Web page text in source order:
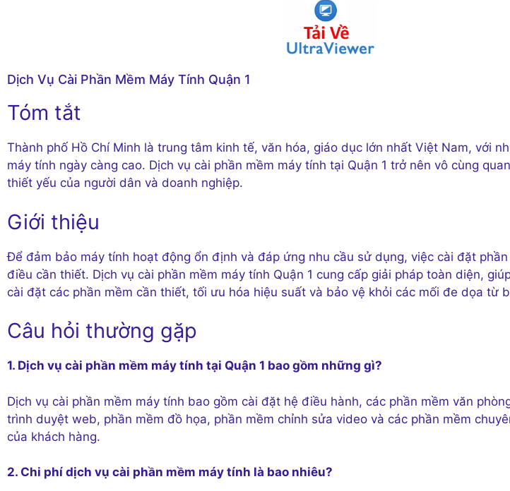
Dịch Vụ Cài Phần Mềm Máy Tính Quận 1
Tóm tắt
Thành phố Hồ Chí Minh là trung tâm kinh tế, văn hóa, giáo dục lớn nhất Việt Nam, với
máy tính ngày càng cao. Dịch vụ cài phần mềm máy tính tại Quận 1 trở nên vô cùng
thiết yếu của người dân và doanh nghiệp.
Giới thiệu
Để đảm bảo máy tính hoạt động ổn định và đáp ứng nhu cầu sử dụng, việc cài đặt
điều cần thiết. Dịch vụ cài phần mềm máy tính Quận 1 cung cấp giải pháp toàn diện,
cài đặt các phần mềm cần thiết, tối ưu hóa hiệu suất và bảo vệ khỏi các mối đe dọa từ
Câu hỏi thường gặp
1. Dịch vụ cài phần mềm máy tính tại Quận 1 bao gồm những gì?
Dịch vụ cài phần mềm máy tính bao gồm cài đặt hệ điều hành, các phần mềm văn
trình duyệt web, phần mềm đồ họa, phần mềm chỉnh sửa video và các phần mềm
của khách hàng.
2. Chi phí dịch vụ cài phần mềm máy tính là bao nhiêu?